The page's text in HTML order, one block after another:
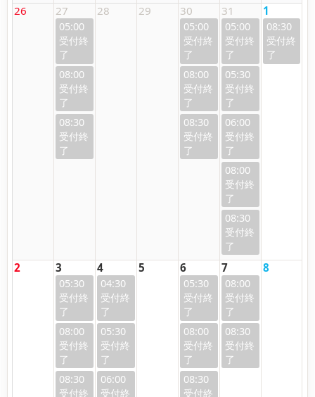
26 27
05:00
08:00
08:30
28 29 30
05:00
08:00
08:30
31
05:00
05:30
06:00
08:00
08:30
1
08:30
2 3
05:30
08:00
08:30
4
04:30
05:30
06:00
5 6
05:30
08:00
08:30
7
08:00
08:30
8